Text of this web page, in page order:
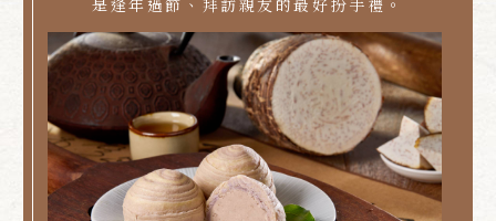
是逢年過節、拜訪親友的最好扮手禮。